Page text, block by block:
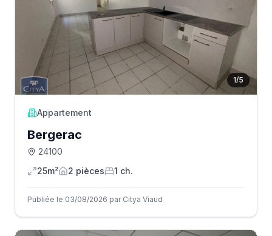
1/5
Appartement
Bergerac
24100
25m²
2 pièces 1 ch.
Publiée le 03/08/2026 par Citya Viaud